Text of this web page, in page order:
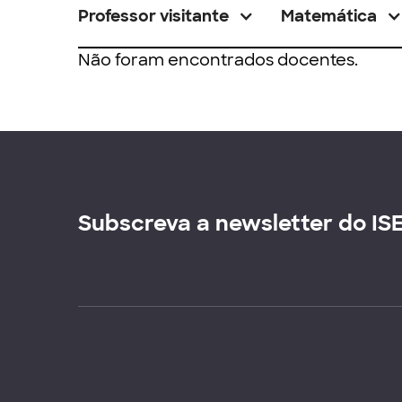
Professor visitante Matemática
Não foram encontrados docentes.
Subscreva a newsletter do